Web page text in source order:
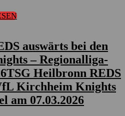
auswärts bei den
– Regionalliga-
TSG Heilbronn REDS
Kirchheim Knights
am 07.03.2026